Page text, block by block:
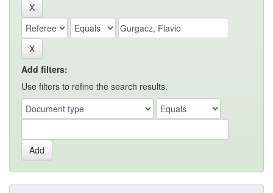
Add filters:
Use filters to refine the search results.